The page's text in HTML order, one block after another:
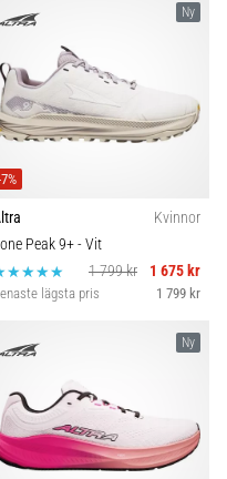
Ny
Kvinnor
Peak 9+- Vit
1 799 kr
1 675 kr
lägsta pris 1 799 kr
Ny